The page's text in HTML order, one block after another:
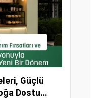
Güçlü
Dostu